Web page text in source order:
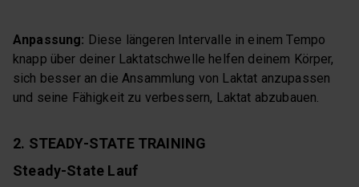
Anpassung: Diese längeren Intervalle in einem Tempo
knapp über deiner Laktatschwelle helfen deinem Körper,
sich besser an die Ansammlung von Laktat anzupassen
und seine Fähigkeit zu verbessern, Laktat abzubauen.
2. STEADY-STATE TRAINING
Steady-State Lauf